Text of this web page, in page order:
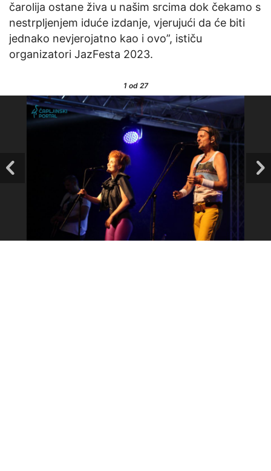
čarolija ostane živa u našim srcima dok čekamo s
nestrpljenjem iduće izdanje, vjerujući da će biti
jednako nevjerojatno kao i ovo”, ističu
organizatori JazFesta 2023.
1od 27